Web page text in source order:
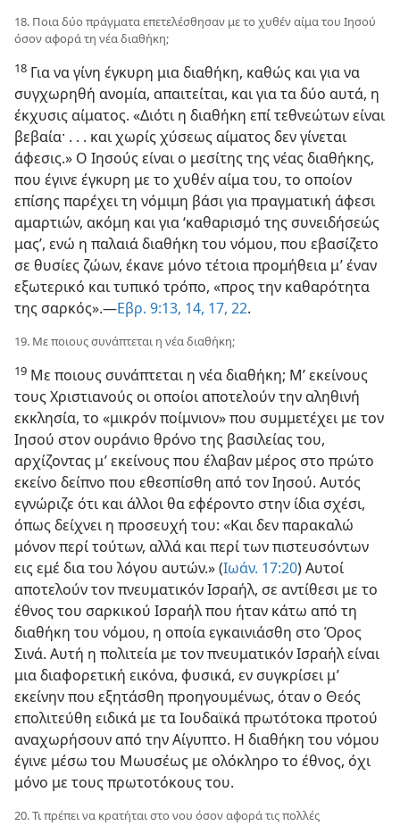
18. Ποια δύο πράγματα επετελέσθησαν με το χυθέν αίμα του Ιησού
όσον αφορά τη νέα διαθήκη;
18 Για να γίνη έγκυρη μια διαθήκη, καθώς και για να
συγχωρηθή ανομία, απαιτείται, και για τα δύο αυτά, η
έκχυσις αίματος. «Διότι η διαθήκη επί τεθνεώτων είναι
βεβαία· . . . και χωρίς χύσεως αίματος δεν γίνεται
άφεσις.» Ο Ιησούς είναι ο μεσίτης της νέας διαθήκης,
που έγινε έγκυρη με το χυθέν αίμα του, το οποίον
επίσης παρέχει τη νόμιμη βάσι για πραγματική άφεσι
αμαρτιών, ακόμη και για ‘καθαρισμό της συνειδήσεώς
μας’, ενώ η παλαιά διαθήκη του νόμου, που εβασίζετο
σε θυσίες ζώων, έκανε μόνο τέτοια προμήθεια μ’ έναν
εξωτερικό και τυπικό τρόπο, «προς την καθαρότητα
της σαρκός».—Εβρ. 9:13, 14, 17, 22.
19. Με ποιους συνάπτεται η νέα διαθήκη;
19 Με ποιους συνάπτεται η νέα διαθήκη; Μ’ εκείνους
τους Χριστιανούς οι οποίοι αποτελούν την αληθινή
εκκλησία, το «μικρόν ποίμνιον» που συμμετέχει με τον
Ιησού στον ουράνιο θρόνο της βασιλείας του,
αρχίζοντας μ’ εκείνους που έλαβαν μέρος στο πρώτο
εκείνο δείπνο που εθεσπίσθη από τον Ιησού. Αυτός
εγνώριζε ότι και άλλοι θα εφέροντο στην ίδια σχέσι,
όπως δείχνει η προσευχή του: «Και δεν παρακαλώ
μόνον περί τούτων, αλλά και περί των πιστευσόντων
εις εμέ δια του λόγου αυτών.» (Ιωάν. 17:20) Αυτοί
αποτελούν τον πνευματικόν Ισραήλ, σε αντίθεσι με το
έθνος του σαρκικού Ισραήλ που ήταν κάτω από τη
διαθήκη του νόμου, η οποία εγκαινιάσθη στο Όρος
Σινά. Αυτή η πολιτεία με τον πνευματικόν Ισραήλ είναι
μια διαφορετική εικόνα, φυσικά, εν συγκρίσει μ’
εκείνην που εξητάσθη προηγουμένως, όταν ο Θεός
επολιτεύθη ειδικά με τα Ιουδαϊκά πρωτότοκα προτού
αναχωρήσουν από την Αίγυπτο. Η διαθήκη του νόμου
έγινε μέσω του Μωυσέως με ολόκληρο το έθνος, όχι
μόνο με τους πρωτοτόκους του.
20. Τι πρέπει να κρατήται στο νου όσον αφορά τις πολλές